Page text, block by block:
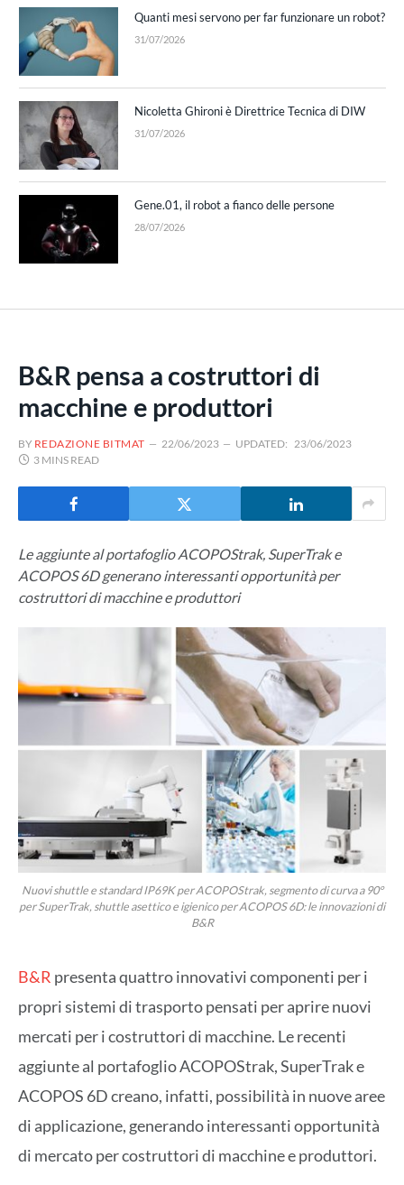
Quanti mesi servono per far funzionare un robot?
31/07/2026
Nicoletta Ghironi è Direttrice Tecnica di DIW
31/07/2026
Gene.01, il robot a fianco delle persone
28/07/2026
B&R pensa a costruttori di
macchine e produttori
BY REDAZIONE BITMAT 22/06/2023 UPDATED: 23/06/2023
3 MINS READ
Le aggiunte al portafoglio ACOPOStrak, SuperTrak e
ACOPOS 6D generano interessanti opportunità per
costruttori di macchine e produttori
Nuovi shuttle e standard IP69K per ACOPOStrak, segmento di curva a 90°
per SuperTrak, shuttle asettico e igienico per ACOPOS 6D: le innovazioni di
B&R
B&R presenta quattro innovativi componenti per i
propri sistemi di trasporto pensati per aprire nuovi
mercati per i costruttori di macchine. Le recenti
aggiunte al portafoglio ACOPOStrak, SuperTrak e
ACOPOS 6D creano, infatti, possibilità in nuove aree
di applicazione, generando interessanti opportunità
di mercato per costruttori di macchine e produttori.